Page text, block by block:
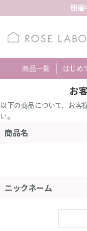
開催
商品一覧 はじめ
お
以下の商品について、お客
い。
商品名
ニックネーム